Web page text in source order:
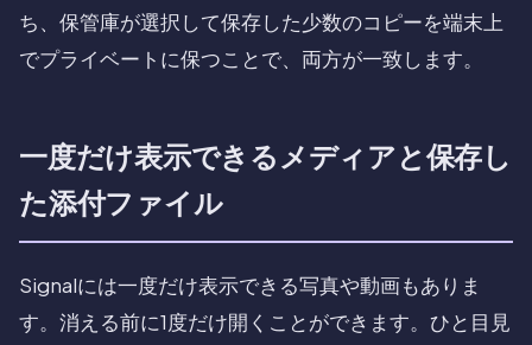
ち、保管庫が選択して保存した少数のコピーを端末上
でプライベートに保つことで、両方が一致します。
一度だけ表示できるメディアと保存し
た添付ファイル
Signalには一度だけ表示できる写真や動画もありま
す。消える前に1度だけ開くことができます。ひと目見